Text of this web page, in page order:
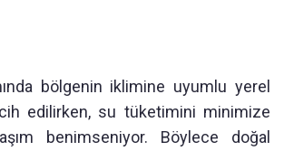
bölgenin iklimine uyumlu yerel
edilirken, su tüketimini minimize
benimseniyor. Böylece doğal